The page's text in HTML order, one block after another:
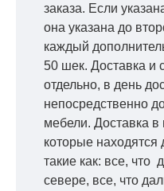
заказа. Если
она указана до
каждый
50 шек. Доставка и
отдельно, в день
непосредственно
мебели. Доставка
которые находятся
такие как: все, что
севере, все, что